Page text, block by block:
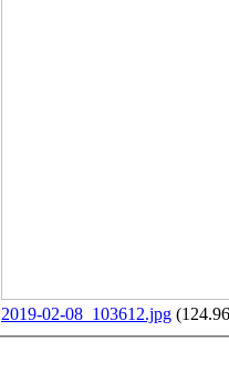
2019-02-08_103612.jpg